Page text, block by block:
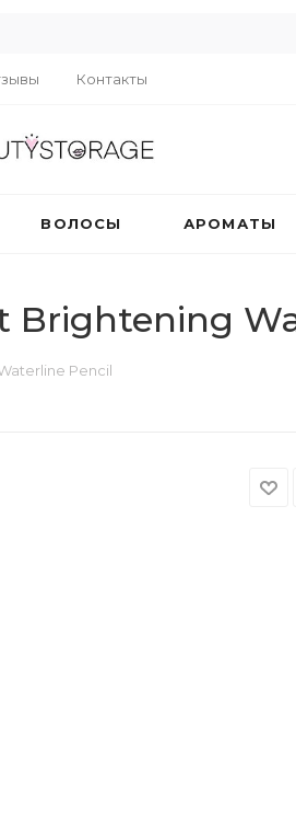
Контакты
ВОЛОСЫ АРОМАТЫ
Brightening
Pencil